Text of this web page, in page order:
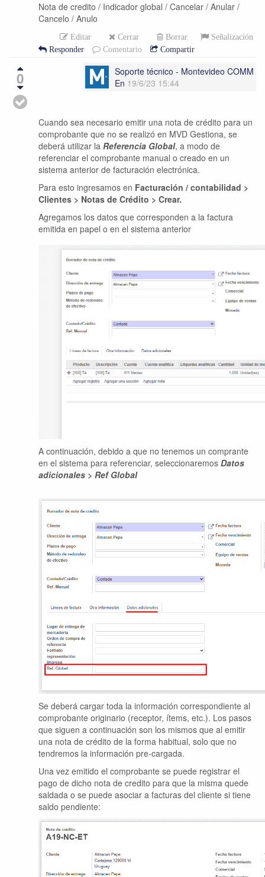
Nota de credito / Indicador global / Cancelar / Anular /
Cancelo / Anulo
Editar Cerrar Borrar
Señalización
Responder
Comentario Compartir
0
Soporte técnico - Montevideo COMM
En 19/6/23 15:44
Cuando sea necesario emitir una nota de crédito para un
comprobante que no se realizó en MVD Gestiona, se
deberá utilizar la Referencia Global, a modo de
referenciar el comprobante manual o creado en un
sistema anterior de facturación electrónica.
Para esto ingresamos en Facturación / contabilidad >
Clientes > Notas de Crédito > Crear.
Agregamos los datos que corresponden a la factura
emitida en papel o en el sistema anterior
A continuación, debido a que no tenemos un comprante
en el sistema para referenciar, seleccionaremos Datos
adicionales > Ref Global
Se deberá cargar toda la información correspondiente al
comprobante originario (receptor, ítems, etc.). Los pasos
que siguen a continuación son los mismos que al emitir
una nota de crédito de la forma habitual, solo que no
tendremos la información pre-cargada.
Una vez emitido el comprobante se puede registrar el
pago de dicho nota de credito para que la misma quede
saldada o se puede asociar a facturas del cliente si tiene
saldo pendiente: